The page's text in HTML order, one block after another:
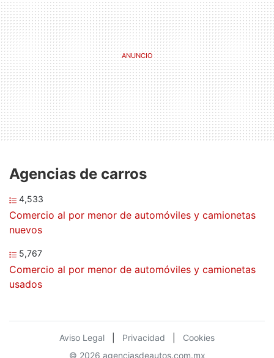
Agencias de carros
4,533
Comercio al por menor de automóviles y camionetas
nuevos
5,767
Comercio al por menor de automóviles y camionetas
usados
Aviso Legal Privacidad
Cookies
© 2026 agenciasdeautos.com.mx